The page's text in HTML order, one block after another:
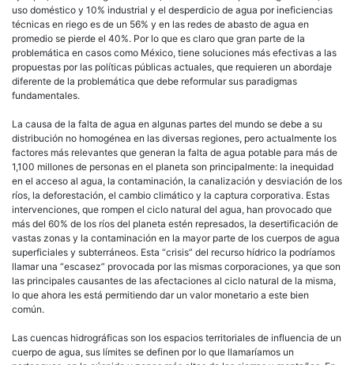
uso doméstico y 10% industrial y el desperdicio de agua por ineficiencias
técnicas en riego es de un 56% y en las redes de abasto de agua en
promedio se pierde el 40%. Por lo que es claro que gran parte de la
problemática en casos como México, tiene soluciones más efectivas a las
propuestas por las políticas públicas actuales, que requieren un abordaje
diferente de la problemática que debe reformular sus paradigmas
fundamentales.
La causa de la falta de agua en algunas partes del mundo se debe a su
distribución no homogénea en las diversas regiones, pero actualmente los
factores más relevantes que generan la falta de agua potable para más de
1,100 millones de personas en el planeta son principalmente: la inequidad
en el acceso al agua, la contaminación, la canalización y desviación de los
ríos, la deforestación, el cambio climático y la captura corporativa. Estas
intervenciones, que rompen el ciclo natural del agua, han provocado que
más del 60% de los ríos del planeta estén represados, la desertificación de
vastas zonas y la contaminación en la mayor parte de los cuerpos de agua
superficiales y subterráneos. Esta “crisis” del recurso hídrico la podríamos
llamar una “escasez” provocada por las mismas corporaciones, ya que son
las principales causantes de las afectaciones al ciclo natural de la misma,
lo que ahora les está permitiendo dar un valor monetario a este bien
común.
Las cuencas hidrográficas son los espacios territoriales de influencia de un
cuerpo de agua, sus límites se definen por lo que llamaríamos un